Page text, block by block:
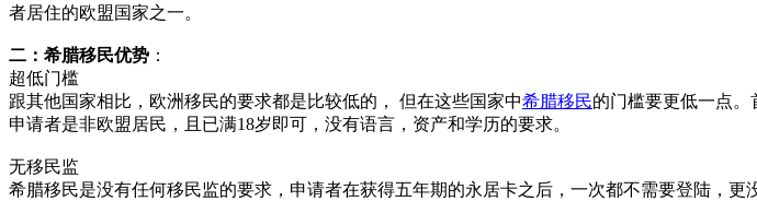
者居住的欧盟国家之一。
二：希腊移民优势 ：
超低门槛
跟其他国家相比，欧洲移民的要求都是比较低的， 但在这些国家中希腊移民的门槛要更低一点
申请者是非欧盟居民，且已满18岁即可，没有语言，资产和学历的要求。
无移民监
希腊移民是没有任何移民监的要求，申请者在获得五年期的永居卡之后，一次都不需要登陆，